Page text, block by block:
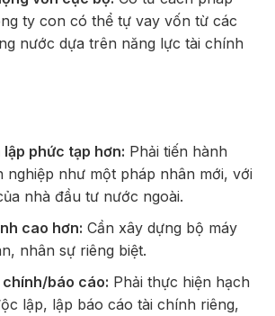
ty con có thể tự vay vốn từ các
nước dựa trên năng lực tài chính
phức tạp hơn: Phải tiến hành
nghiệp như một pháp nhân mới, với
nhà đầu tư nước ngoài.
cao hơn: Cần xây dựng bộ máy
nhân sự riêng biệt.
chính/báo cáo: Phải thực hiện hạch
lập, lập báo cáo tài chính riêng,